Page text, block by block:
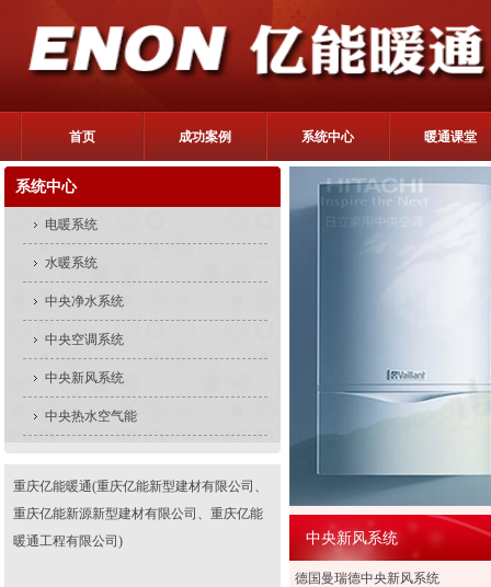
首页 成功案例 系统中心 暖通课堂
系统中心
电暖系统
水暖系统
中央净水系统
中央空调系统
中央新风系统
中央热水空气能
重庆亿能暖通(重庆亿能新型建材有限公司、
重庆亿能新源新型建材有限公司、重庆亿能
暖通工程有限公司)
中央新风系统
德国曼瑞德中央新风系统